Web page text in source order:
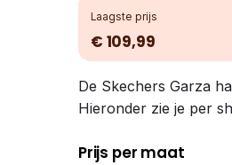
Laagste prijs
€ 109,99
De Skechers Garza
Hieronder zie je per
Prijs per maat